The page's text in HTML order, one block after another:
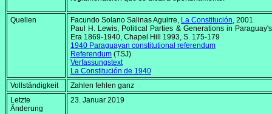
Quellen Facundo Solano Salinas Aguirre, La Constitución, 2001
Paul H. Lewis, Political Parties & Generations in
Era 1869-1940, Chapel Hill 1993, S. 175-179
1940 Paraguayan constitutional referendum
Referendum (TSJ)
Verfassungstext
La Constitución de 1940
Vollständigkeit
Zahlen fehlen ganz
Letzte
Änderung
23. Januar 2019